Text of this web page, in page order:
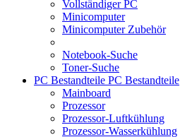
Vollständiger PC
Minicomputer
Minicomputer Zubehör
Notebook-Suche
Toner-Suche
PC Bestandteile PC Bestandteile
Mainboard
Prozessor
Prozessor-Luftkühlung
Prozessor-Wasserkühlung